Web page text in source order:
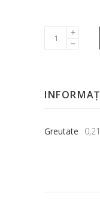
Greutate